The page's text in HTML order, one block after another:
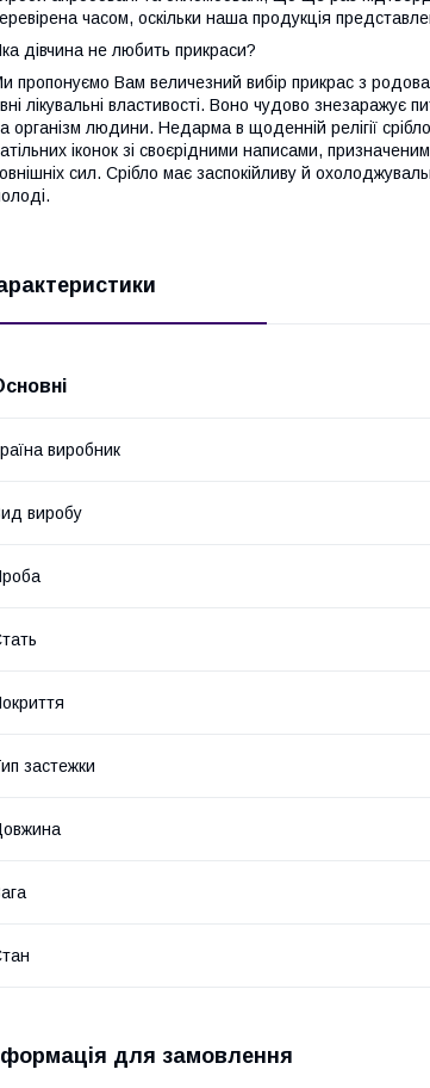
часом, оскільки наша продукція
дівчина не любить прикраси?
пропонуємо Вам величезний вибір прикрас з
лікувальні властивості. Воно чудово знезаражує
організм людини. Недарма в щоденній релігії
іконок зі своєрідними написами,
сил. Срібло має заспокійливу й
виробник
виробу
застежки
для замовлення